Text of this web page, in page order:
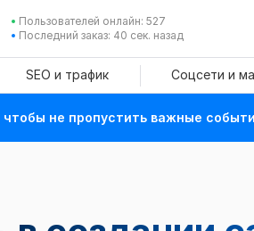
Пользователей онлайн: 527
Последний заказ: 40 сек. назад
SEO и трафик Соцсети и
не пропустить важные